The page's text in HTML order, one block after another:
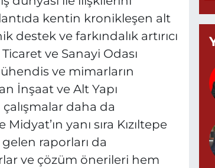
kentin kronikleşen alt
destek ve farkındalık artırıcı
ve Sanayi Odası
ve mimarların
İnşaat ve Alt Yapı
daha da
yanı sıra Kızıltepe
raporları da
ve çözüm önerileri hem